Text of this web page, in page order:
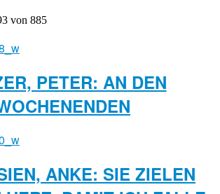
von 885
PETER: AN DEN
ANKE: SIE ZIELEN